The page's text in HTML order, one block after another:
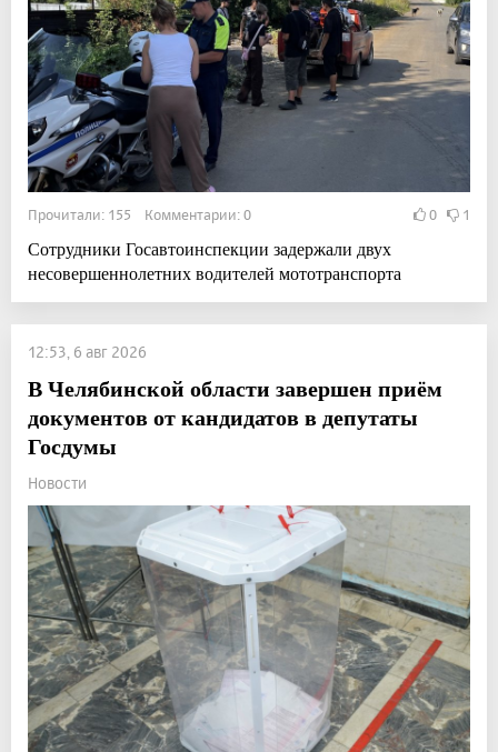
Прочитали: 155 Комментарии: 0 0 1
Сотрудники Госавтоинспекции задержали двух
несовершеннолетних водителей мототранспорта
12:53, 6 авг 2026
В Челябинской области завершен приём
документов от кандидатов в депутаты
Госдумы
Новости